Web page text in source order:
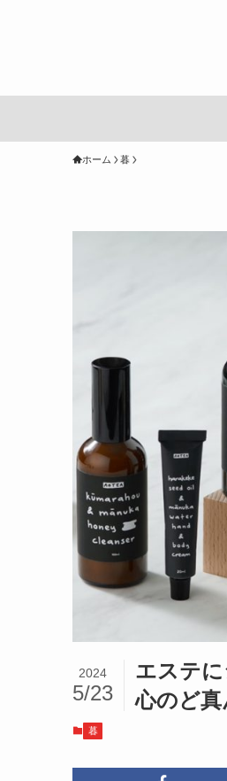
ホーム 暮
エステ
心のど真
2024
5/23
暮